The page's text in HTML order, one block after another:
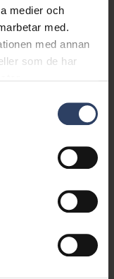
medier och
med.
med annan
som de har
förenklar